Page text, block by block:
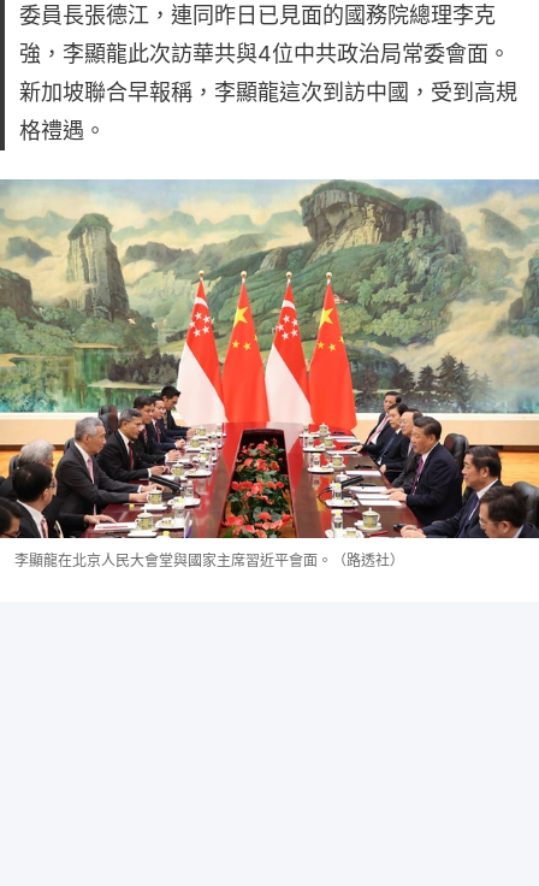
委員長張德江，連同昨日已見面的國務院總理李克
強，李顯龍此次訪華共與4位中共政治局常委會面。
新加坡聯合早報稱，李顯龍這次到訪中國，受到高規
格禮遇。
李顯龍在北京人民大會堂與國家主席習近平會面。（路透社）